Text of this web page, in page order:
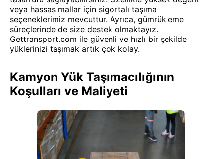
veya hassas mallar için sigortalı taşıma
seçeneklerimiz mevcuttur. Ayrıca, gümrükleme
süreçlerinde de size destek olmaktayız.
Gettransport.com ile güvenli ve hızlı bir şekilde
yüklerinizi taşımak artık çok kolay.
Kamyon Yük Taşımacılığının
Koşulları ve Maliyeti